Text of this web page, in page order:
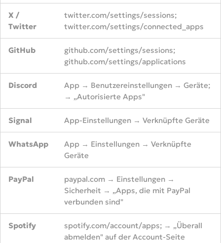
X /
Twitter
twitter.com/settings/sessions;
twitter.com/settings/connected_apps
GitHub
github.com/settings/sessions;
github.com/settings/applications
Discord
App → Benutzereinstellungen → Geräte;
→ „Autorisierte Apps"
Signal App-Einstellungen → Verknüpfte Geräte
WhatsApp
App → Einstellungen → Verknüpfte
Geräte
PayPal
paypal.com → Einstellungen →
Sicherheit → „Apps, die mit PayPal
verbunden sind"
Spotify
spotify.com/account/apps; → „Überall
abmelden" auf der Account-Seite